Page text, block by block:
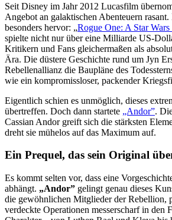
Seit Disney im Jahr 2012 Lucasfilm
Angebot an galaktischen Abenteuern
besonders hervor: „Rogue One: A Star
spielte nicht nur über eine Milliarde US-
Kritikern und Fans gleichermaßen als
Ära. Die düstere Geschichte rund um Jyn
Rebellenallianz die Baupläne des
wie ein kompromissloser, packender
Eigentlich schien es unmöglich, dieses
übertreffen. Doch dann startete „Andor”.
Cassian Andor greift sich die stärksten
dreht sie mühelos auf das Maximum auf.
Ein Prequel, das sein Original
Es kommt selten vor, dass eine
abhängt. „Andor” gelingt genau dieses
die gewöhnlichen Mitglieder der Rebellion,
verdeckte Operationen messerscharf in den